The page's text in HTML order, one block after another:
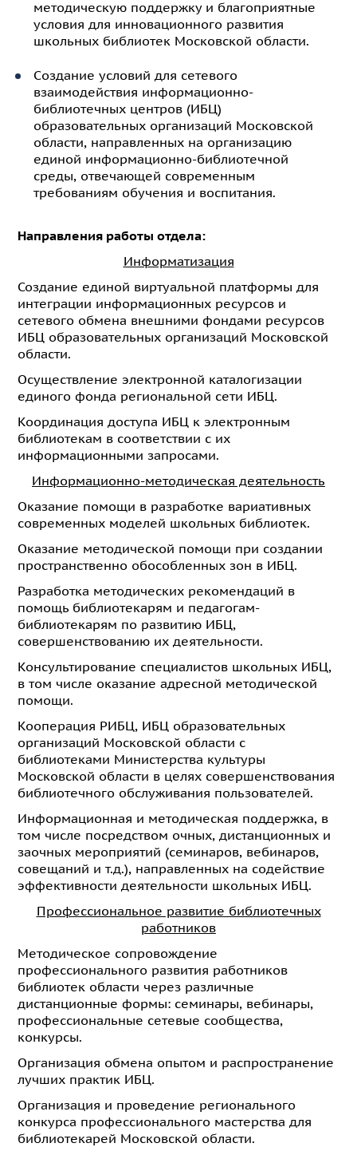
методическую поддержку и благоприятные
условия для инновационного развития
школьных библиотек Московской области.
Cоздание условий для сетевого
взаимодействия информационно-
библиотечных центров (ИБЦ)
образовательных организаций Московской
области, направленных на организацию
единой информационно-библиотечной
среды, отвечающей современным
требованиям обучения и воспитания.
Направления работы отдела:
Информатизация
Создание единой виртуальной платформы для
интеграции информационных ресурсов и
сетевого обмена внешними фондами ресурсов
ИБЦ образовательных организаций Московской
области.
Осуществление электронной каталогизации
единого фонда региональной сети ИБЦ.
Координация доступа ИБЦ к электронным
библиотекам в соответствии с их
информационными запросами.
Информационно-методическая деятельность
Оказание помощи в разработке вариативных
современных моделей школьных библиотек.
Оказание методической помощи при создании
пространственно обособленных зон в ИБЦ.
Разработка методических рекомендаций в
помощь библиотекарям и педагогам-
библиотекарям по развитию ИБЦ,
совершенствованию их деятельности.
Консультирование специалистов школьных ИБЦ,
в том числе оказание адресной методической
помощи.
Кооперация РИБЦ, ИБЦ образовательных
организаций Московской области с
библиотеками Министерства культуры
Московской области в целях совершенствования
библиотечного обслуживания пользователей.
Информационная и методическая поддержка, в
том числе посредством очных, дистанционных и
заочных мероприятий (семинаров, вебинаров,
совещаний и т.д.), направленных на содействие
эффективности деятельности школьных ИБЦ.
Профессиональное развитие библиотечных
работников
Методическое сопровождение
профессионального развития работников
библиотек области через различные
дистанционные формы: семинары, вебинары,
профессиональные сетевые сообщества,
конкурсы.
Организация обмена опытом и распространение
лучших практик ИБЦ.
Организация и проведение регионального
конкурса профессионального мастерства для
библиотекарей Московской области.